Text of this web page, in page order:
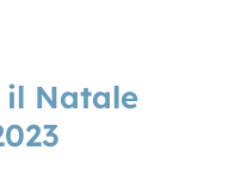
il Natale